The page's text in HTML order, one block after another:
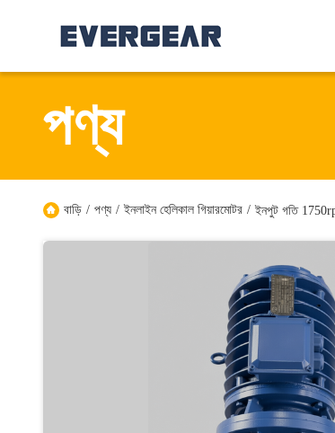
পণ্য
বাড়ি / পণ্য / ইনলাইন হেলিকাল গিয়ারমোটর / ইনপুট গতি